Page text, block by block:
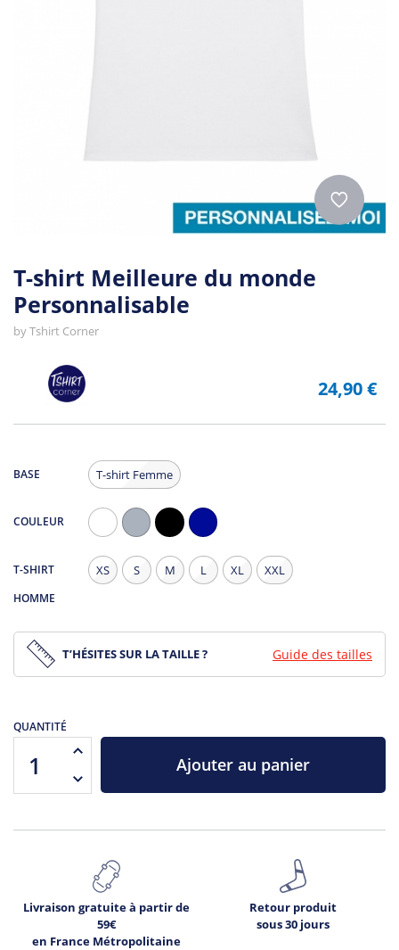
T-shirt Meilleure du monde
Personnalisable
byTshirt Corner
24,90 €
BASE T-shirt Femme
COULEUR
Chiné
T-SHIRT
HOMME
XS S M L XL XXL
T’HÉSITES SUR LA TAILLE ? Guide des tailles
QUANTITÉ
Ajouter au panier
Livraison gratuite à partir de
59€
en France Métropolitaine
Retour produit
sous 30 jours